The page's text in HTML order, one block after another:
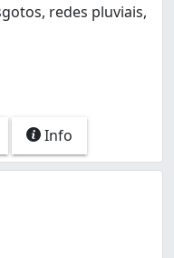
redes pluviais,
Info